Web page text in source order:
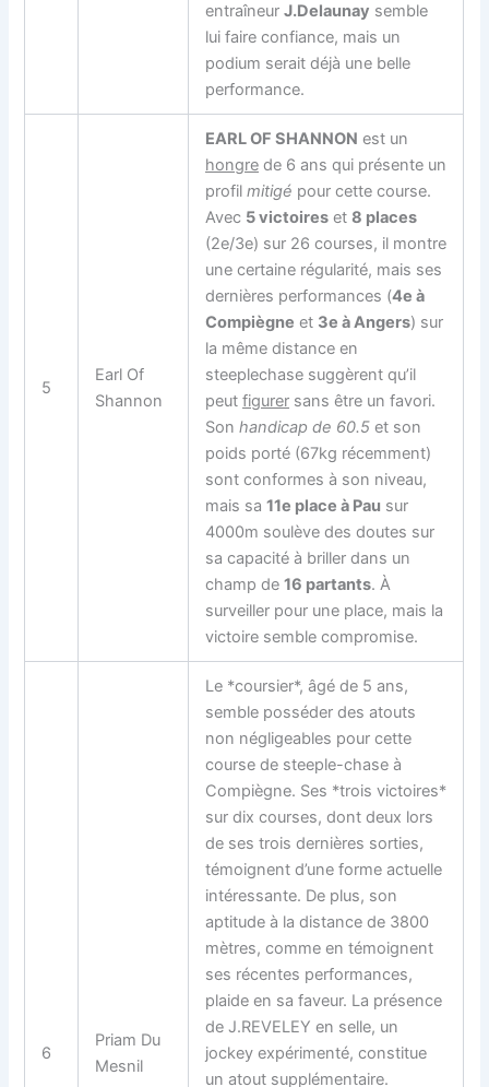
entraîneurJ.Delaunay semble
lui faire confiance, mais un
podium serait déjà une belle
performance.
5
Earl Of
Shannon
EARL OF SHANNON est un
hongre de 6 ans qui présente un
profilmitigé pour cette course.
Avec 5 victoires et8 places
(2e/3e) sur 26 courses, il montre
une certaine régularité, mais ses
dernières performances (4e à
Compiègne et 3e à Angers) sur
la même distance en
steeplechase suggèrent qu’il
peutfigurer sans être un favori.
Sonhandicap de 60.5 et son
poids porté (67kg récemment)
sont conformes à son niveau,
mais sa11e place à Pau sur
4000m soulève des doutes sur
sa capacité à briller dans un
champ de16 partants. À
surveiller pour une place, mais la
victoire semble compromise.
6
Priam Du
Mesnil
Le *coursier*, âgé de 5 ans,
semble posséder des atouts
non négligeables pour cette
course de steeple-chase à
Compiègne. Ses *trois victoires*
sur dix courses, dont deux lors
de ses trois dernières sorties,
témoignent d’une forme actuelle
intéressante. De plus, son
aptitude à la distance de 3800
mètres, comme en témoignent
ses récentes performances,
plaide en sa faveur. La présence
de J.REVELEY en selle, un
jockey expérimenté, constitue
un atout supplémentaire.